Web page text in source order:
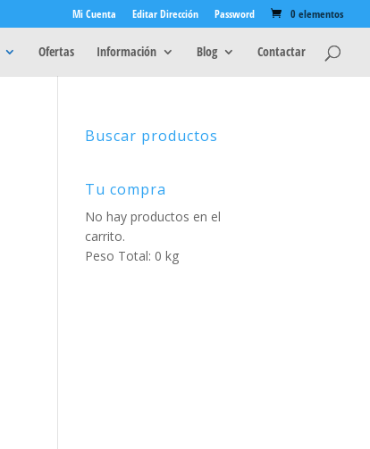
Mi Cuenta Editar Dirección Password 0 elementos
Ofertas Información Blog Contactar
Buscar productos
Tu compra
No hay productos en el
carrito.
Peso Total: 0 kg